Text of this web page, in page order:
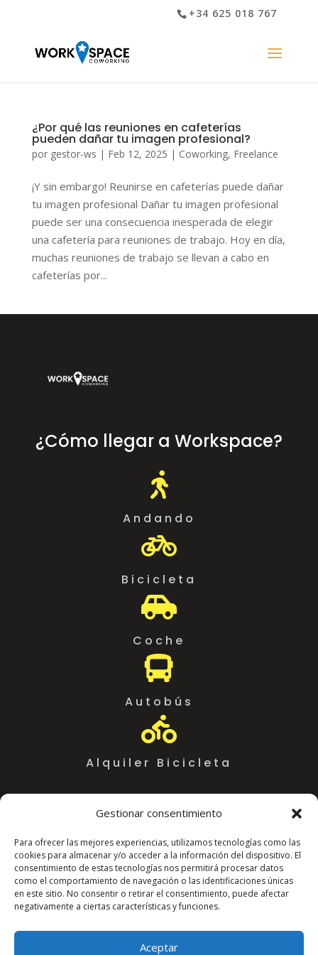
Gestionar consentimiento
Para ofrecer las mejores experiencias, utilizamos tecnologías como las
cookies para almacenar y/o acceder a la información del dispositivo. El
consentimiento de estas tecnologías nos permitirá procesar datos
como el comportamiento de navegación o las identificaciones únicas
en este sitio. No consentir o retirar el consentimiento, puede afectar
negativamente a ciertas características y funciones.
Aceptar
+34 625 018 767
¿Por qué las reuniones en cafeterías
pueden dañar tu imagen profesional?
por gestor-ws | Feb 12, 2025 | Coworking, Freelance
¡Y sin embargo! Reunirse en cafeterías puede dañar
tu imagen profesional Dañar tu imagen profesional
puede ser una consecuencia inesperada de elegir
una cafetería para reuniones de trabajo. Hoy en día,
muchas reuniones de trabajo se llevan a cabo en
cafeterías por...
¿Cómo llegar a Workspace?

Andando

Bicicleta

Coche

Autobús

Alquiler Bicicleta